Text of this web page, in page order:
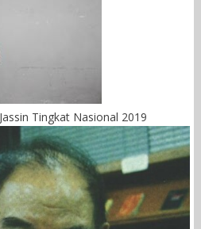
Tingkat Nasional 2019